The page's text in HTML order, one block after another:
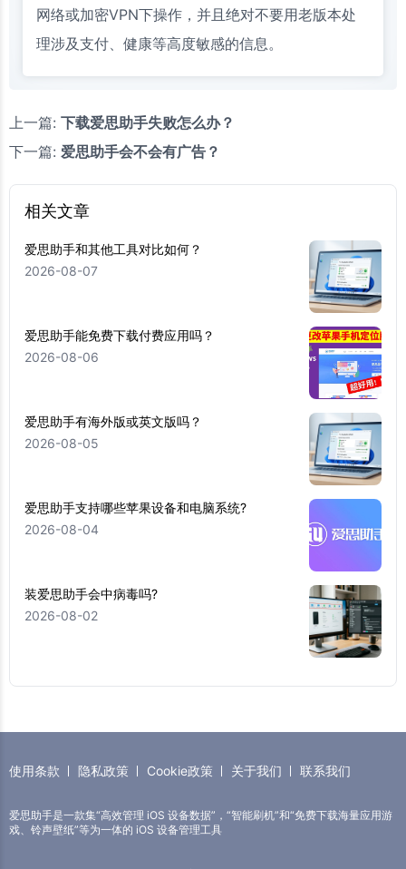
网络或加密VPN下操作，并且绝对不要用老版本处
理涉及支付、健康等高度敏感的信息。
上一篇: 下载爱思助手失败怎么办？
下一篇: 爱思助手会不会有广告？
相关文章
爱思助手和其他工具对比如何？
2026-08-07
爱思助手能免费下载付费应用吗？
2026-08-06
爱思助手有海外版或英文版吗？
2026-08-05
爱思助手支持哪些苹果设备和电脑系统?
2026-08-04
装爱思助手会中病毒吗?
2026-08-02
使用条款 隐私政策 Cookie政策 关于我们 联系我们
爱思助手是一款集“高效管理 iOS 设备数据”，“智能刷机”和“免费下载海量应用游
戏、铃声壁纸”等为一体的 iOS 设备管理工具